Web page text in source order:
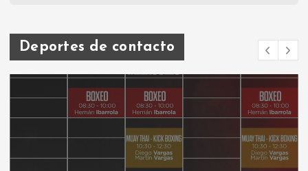
Deportes de contacto